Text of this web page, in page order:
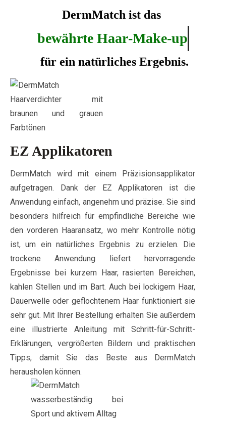
DermMatch ist das
bewährte Haar-Make-up
für ein natürliches Ergebnis.
EZ Applikatoren
DermMatch wird mit einem Präzisionsapplikator
aufgetragen. Dank der EZ Applikatoren ist die
Anwendung einfach, angenehm und präzise. Sie sind
besonders hilfreich für empfindliche Bereiche wie
den vorderen Haaransatz, wo mehr Kontrolle nötig
ist, um ein natürliches Ergebnis zu erzielen. Die
trockene Anwendung liefert hervorragende
Ergebnisse bei kurzem Haar, rasierten Bereichen,
kahlen Stellen und im Bart. Auch bei lockigem Haar,
Dauerwelle oder geflochtenem Haar funktioniert sie
sehr gut. Mit Ihrer Bestellung erhalten Sie außerdem
eine illustrierte Anleitung mit Schritt-für-Schritt-
Erklärungen, vergrößerten Bildern und praktischen
Tipps, damit Sie das Beste aus DermMatch
herausholen können.